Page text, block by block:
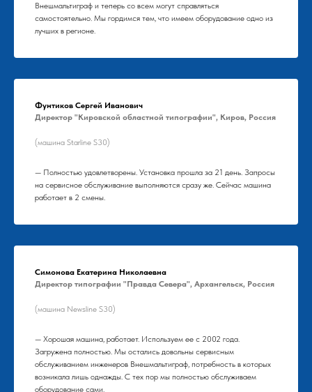
Внешмальтиграф и теперь со всем могут справляться
самостоятельно. Мы гордимся тем, что имеем оборудование одно из
лучших в регионе.
Фунтиков Сергей Иванович
Директор "Кировской областной типографии", Киров, Россия
(машина Starline S30)
— Полностью удовлетворены. Установка прошла за 21 день. Запросы
на сервисное обслуживание выполняются сразу же. Сейчас машина
работает в 2 смены.
Симонова Екатерина Николаевна
Директор типографии "Правда Севера", Архангельск, Россия
(машина Newsline S30)
— Хорошая машина, работает. Используем ее с 2002 года.
Загружена полностью. Мы остались довольны сервисным
обслуживанием инженеров Внешмальтиграф, потребность в которых
возникала лишь однажды. С тех пор мы полностью обслуживаем
оборудование сами.